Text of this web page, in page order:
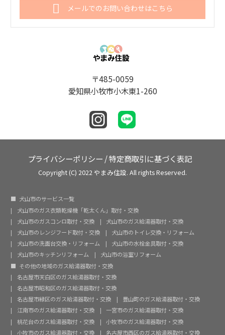
メールでのお問い合わせはこちら
〒485-0059
愛知県小牧市小木東1-260
プライバシーポリシー /特定商取引に基づく表記
Copyright (C) 2022 やまみ住設. All rights Reserved.
犬山市のサービス一覧
犬山市のガス衣類乾燥機「乾太くん」取付・交換
犬山市のガスコンロ取付・交換
犬山市のガス給湯器取付・交換
犬山市のレンジフード取付・交換
犬山市のトイレ交換・リフォーム
犬山市の洗面台交換・リフォーム
犬山市の水栓金具取付・交換
犬山市のキッチンリフォーム
犬山市の浴室リフォーム
その他の地域のガス給湯器取付・交換
名古屋市天白区のガス給湯器取付・交換
名古屋市昭和区のガス給湯器取付・交換
名古屋市緑区のガス給湯器取付・交換
豊山町のガス給湯器取付・交換
江南市のガス給湯器取付・交換
一宮市のガス給湯器取付・交換
桃花台のガス給湯器取付・交換
小牧市のガス給湯器取付・交換
小牧市のガス給湯器取付・交換
名古屋市西区のガス給湯器取付・交換